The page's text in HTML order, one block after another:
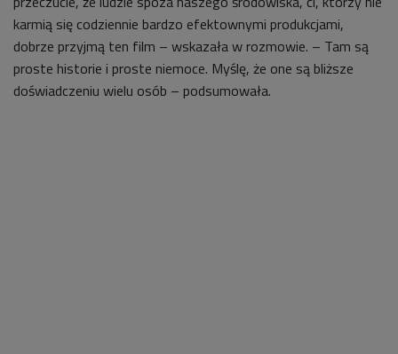
karmią się codziennie bardzo efektownymi produkcjami,
dobrze przyjmą ten film – wskazała w rozmowie. – Tam są
proste historie i proste niemoce. Myślę, że one są bliższe
doświadczeniu wielu osób – podsumowała.